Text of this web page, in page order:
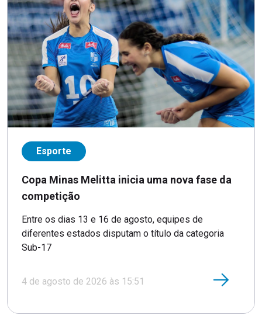
Esporte
Copa Minas Melitta inicia uma nova fase da
competição
Entre os dias 13 e 16 de agosto, equipes de
diferentes estados disputam o título da categoria
Sub-17
4 de agosto de 2026 às 15:51